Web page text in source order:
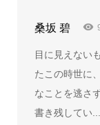
桑坂 碧
目に見えない
たこの時世に
なことを逃さ
書き残してい...